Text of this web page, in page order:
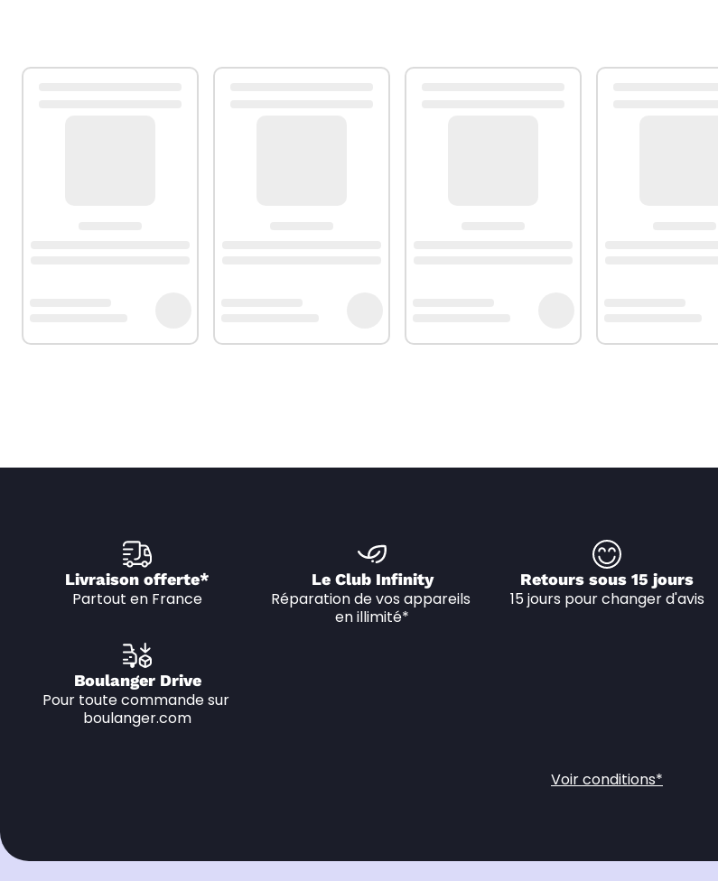
Livraison offerte*
Partout en France
Le Club Infinity
Réparation de vos appareils
en illimité*
Retours sous 15 jours
15 jours pour changer d'avis
Boulanger Drive
Pour toute commande sur
boulanger.com
Voir conditions*